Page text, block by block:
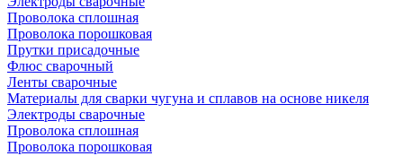
Проволока сплошная
Проволока порошковая
Прутки присадочные
Флюс сварочный
Ленты сварочные
Материалы для сварки чугуна и сплавов на основе никеля
Электроды сварочные
Проволока сплошная
Проволока порошковая